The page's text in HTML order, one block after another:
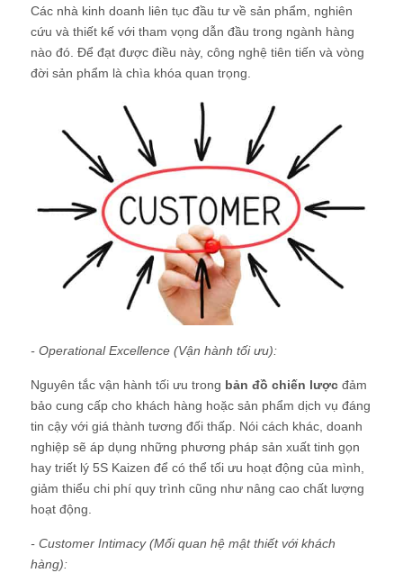
Các nhà kinh doanh liên tục đầu tư về sản phẩm, nghiên
cứu và thiết kế với tham vọng dẫn đầu trong ngành hàng
nào đó. Để đạt được điều này, công nghệ tiên tiến và vòng
đời sản phẩm là chìa khóa quan trọng.
- Operational Excellence (Vận hành tối ưu):
Nguyên tắc vận hành tối ưu trong bản đồ chiến lược đảm
bảo cung cấp cho khách hàng hoặc sản phẩm dịch vụ đáng
tin cậy với giá thành tương đối thấp. Nói cách khác, doanh
nghiệp sẽ áp dụng những phương pháp sản xuất tinh gọn
hay triết lý 5S Kaizen để có thể tối ưu hoạt động của mình,
giảm thiểu chi phí quy trình cũng như nâng cao chất lượng
hoạt động.
- Customer Intimacy (Mối quan hệ mật thiết với khách
hàng):